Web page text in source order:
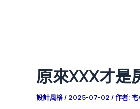
原來XXX才是
設計風格/ 2025-07-02 / 作者: